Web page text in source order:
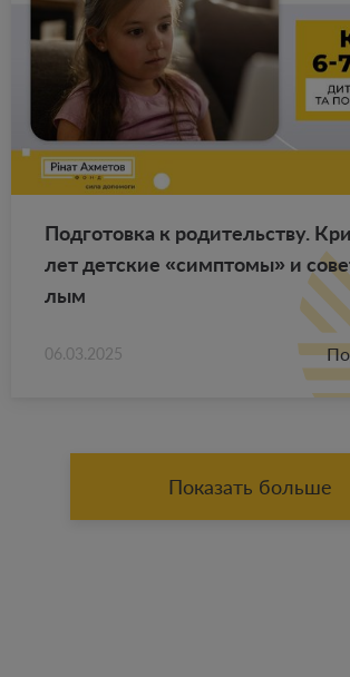
Под­го­тов­ка к ро­ди­тель­ству.
лет дет­ские «симп­то­мы» и
лым
06.03.2025
Показать больше